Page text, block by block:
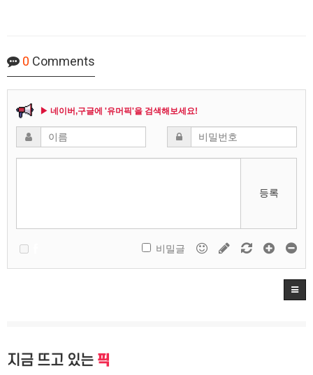
0 Comments
▶ 네이버,구글에 '유머픽'을 검색해보세요!
등록
비밀글
지금 뜨고 있는 픽